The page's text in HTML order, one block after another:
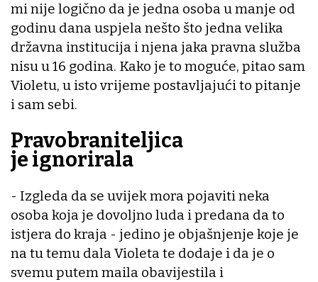
mi nije logično da je jedna osoba u manje od
godinu dana uspjela nešto što jedna velika
državna institucija i njena jaka pravna služba
nisu u 16 godina. Kako je to moguće, pitao sam
Violetu, u isto vrijeme postavljajući to pitanje
i sam sebi.
Pravobraniteljica
je ignorirala
- Izgleda da se uvijek mora pojaviti neka
osoba koja je dovoljno luda i predana da to
istjera do kraja - jedino je objašnjenje koje je
na tu temu dala Violeta te dodaje i da je o
svemu putem maila obavijestila i